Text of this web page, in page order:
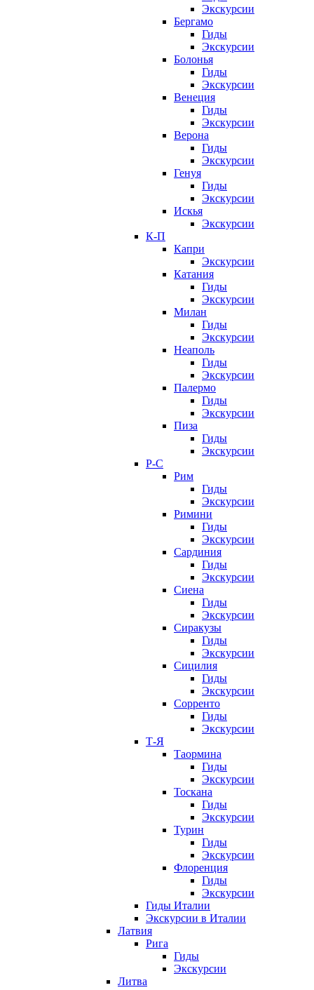
Экскурсии
Бергамо
Гиды
Экскурсии
Болонья
Гиды
Экскурсии
Венеция
Гиды
Экскурсии
Верона
Гиды
Экскурсии
Генуя
Гиды
Экскурсии
Искья
Экскурсии
К-П
Капри
Экскурсии
Катания
Гиды
Экскурсии
Милан
Гиды
Экскурсии
Неаполь
Гиды
Экскурсии
Палермо
Гиды
Экскурсии
Пиза
Гиды
Экскурсии
Р-С
Рим
Гиды
Экскурсии
Римини
Гиды
Экскурсии
Сардиния
Гиды
Экскурсии
Сиена
Гиды
Экскурсии
Сиракузы
Гиды
Экскурсии
Сицилия
Гиды
Экскурсии
Сорренто
Гиды
Экскурсии
Т-Я
Таормина
Гиды
Экскурсии
Тоскана
Гиды
Экскурсии
Турин
Гиды
Экскурсии
Флоренция
Гиды
Экскурсии
Гиды Италии
Экскурсии в Италии
Латвия
Рига
Гиды
Экскурсии
Литва